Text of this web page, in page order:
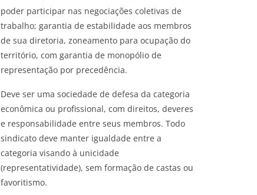
poder participar nas negociações coletivas de
trabalho; garantia de estabilidade aos membros
de sua diretoria, zoneamento para ocupação do
território, com garantia de monopólio de
representação por precedência.
Deve ser uma sociedade de defesa da categoria
econômica ou profissional, com direitos, deveres
e responsabilidade entre seus membros. Todo
sindicato deve manter igualdade entre a
categoria visando à unicidade
(representatividade), sem formação de castas ou
favoritismo.